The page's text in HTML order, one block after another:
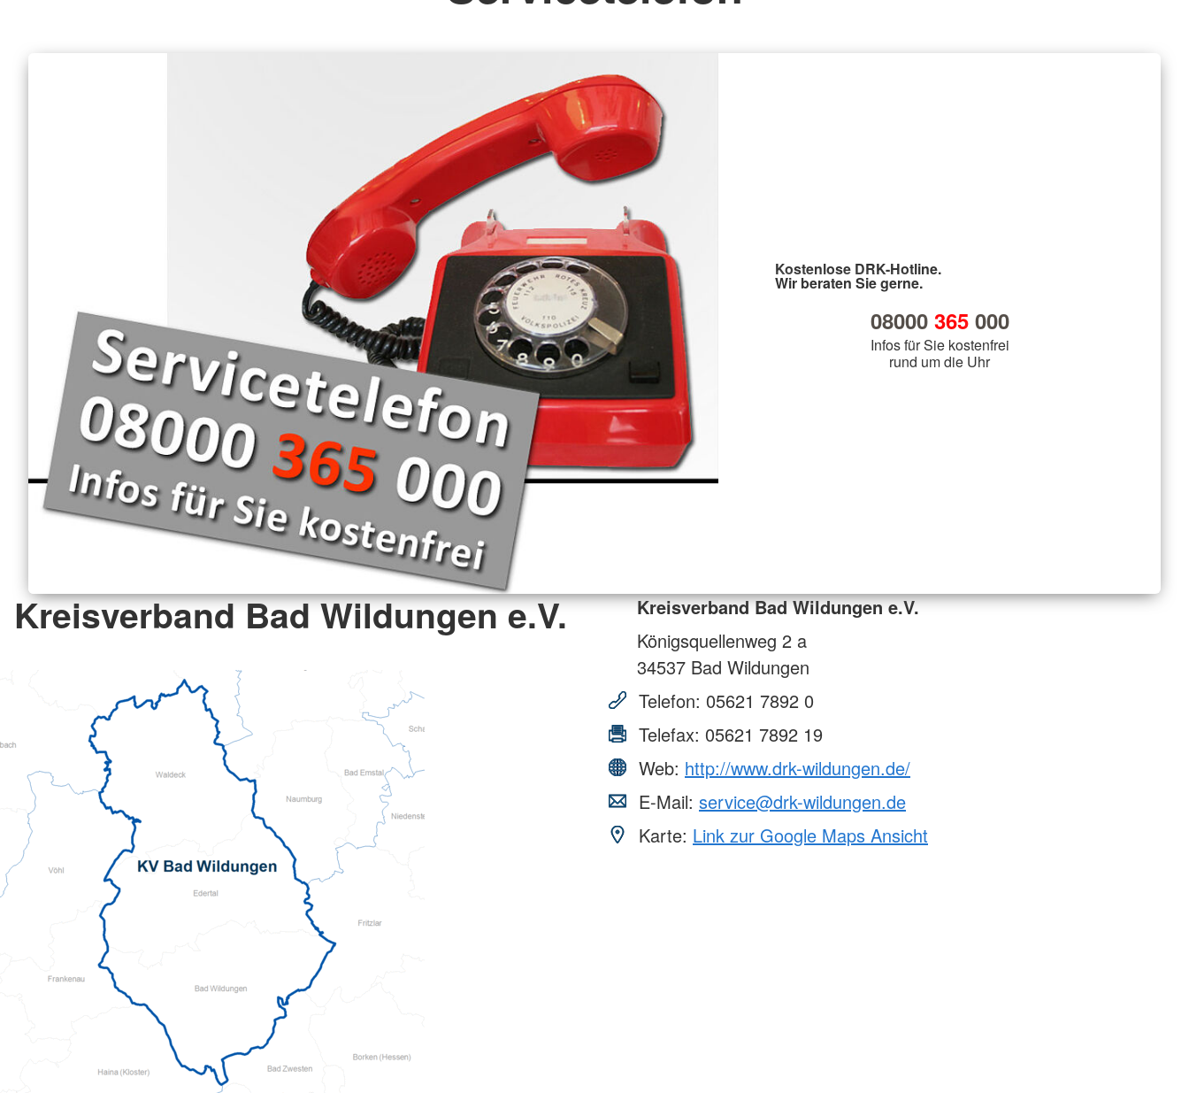
Kostenlose DRK-Hotline.
Wir beraten Sie gerne.
08000 365000
Infos für Sie kostenfrei
rund um die Uhr
Kreisverband Bad Wildungen e.V.
Kreisverband Bad Wildungen e.V.
Königsquellenweg 2 a
34537 Bad Wildungen
Telefon: 05621 7892 0
Telefax: 05621 7892 19
Web: http://www.drk-wildungen.de/
E-Mail: service@drk-wildungen.de
Karte: Link zur Google Maps Ansicht